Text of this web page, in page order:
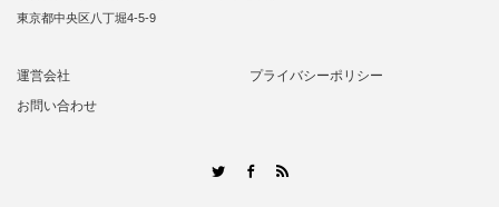
東京都中央区八丁堀4-5-9
運営会社
プライバシーポリシー
お問い合わせ
TwitterFacebook